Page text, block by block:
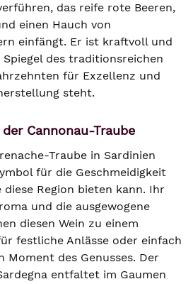
das reife rote Beeren,
einen Hauch von
einfängt. Er ist kraftvoll und
des traditionsreichen
für Exzellenz und
steht.
Cannonau-Traube
Traube in Sardinien
für die Geschmeidigkeit
Region bieten kann. Ihr
und die ausgewogene
diesen Wein zu einem
festliche Anlässe oder einfach
Moment des Genusses. Der
entfaltet im Gaumen